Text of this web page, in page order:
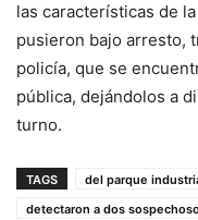
las características de
pusieron bajo arresto,
policía, que se
pública, dejándolos a
turno.
TAGS
del parque
detectaron a dos